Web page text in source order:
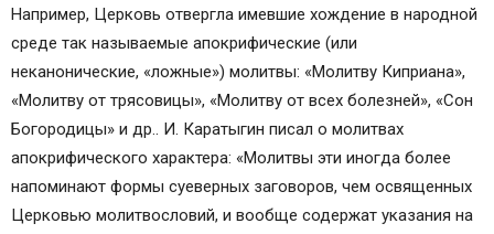
травы?
Плакун-трава в магии: мифы и реальность
Попробуйте использовать любисток в магии
Что такое богородская трава и для чего она
применяется?
Как правильно читать молитву
Несколько слов о житии
Почему необходимо благословение
Например, Церковь отвергла имевшие хождение в народной
среде так называемые апокрифические (или
неканонические, «ложные») молитвы: «Молитву Киприана»,
«Молитву от трясовицы», «Молитву от всех болезней», «Сон
Богородицы» и др.. И. Каратыгин писал о молитвах
апокрифического характера: «Молитвы эти иногда более
напоминают формы суеверных заговоров, чем освященных
Церковью молитвословий, и вообще содержат указания на